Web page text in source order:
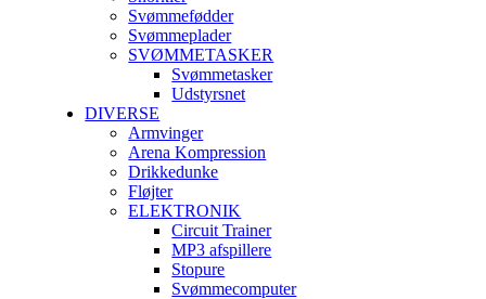
Svømmefødder
Svømmeplader
SVØMMETASKER
Svømmetasker
Udstyrsnet
DIVERSE
Armvinger
Arena Kompression
Drikkedunke
Fløjter
ELEKTRONIK
Circuit Trainer
MP3 afspillere
Stopure
Svømmecomputer